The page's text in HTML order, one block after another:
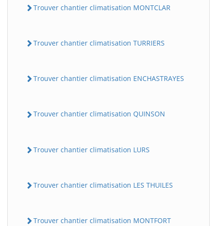
Trouver chantier climatisation MONTCLAR
Trouver chantier climatisation TURRIERS
Trouver chantier climatisation ENCHASTRAYES
Trouver chantier climatisation QUINSON
Trouver chantier climatisation LURS
Trouver chantier climatisation LES THUILES
Trouver chantier climatisation MONTFORT